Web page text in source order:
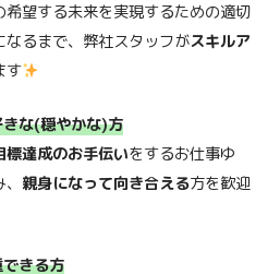
望する未来を実現するための適切
るまで、弊社スタッフがスキルア
す
な(穏やかな)方
標達成のお手伝いをするお仕事ゆ
親身になって向き合える方を歓迎
きる方